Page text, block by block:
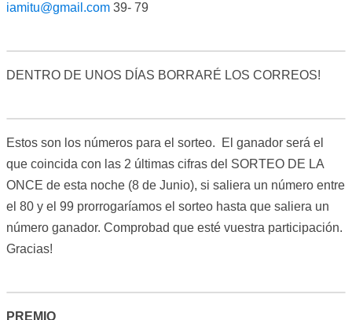
iamitu@gmail.com 39- 79
DENTRO DE UNOS DÍAS BORRARÉ LOS CORREOS!
Estos son los números para el sorteo. El ganador será el
que coincida con las 2 últimas cifras del SORTEO DE LA
ONCE de esta noche (8 de Junio), si saliera un número entre
el 80 y el 99 prorrogaríamos el sorteo hasta que saliera un
número ganador. Comprobad que esté vuestra participación.
Gracias!
PREMIO